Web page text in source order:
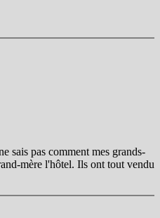
sais pas comment mes grands-
mère l'hôtel. Ils ont tout vendu